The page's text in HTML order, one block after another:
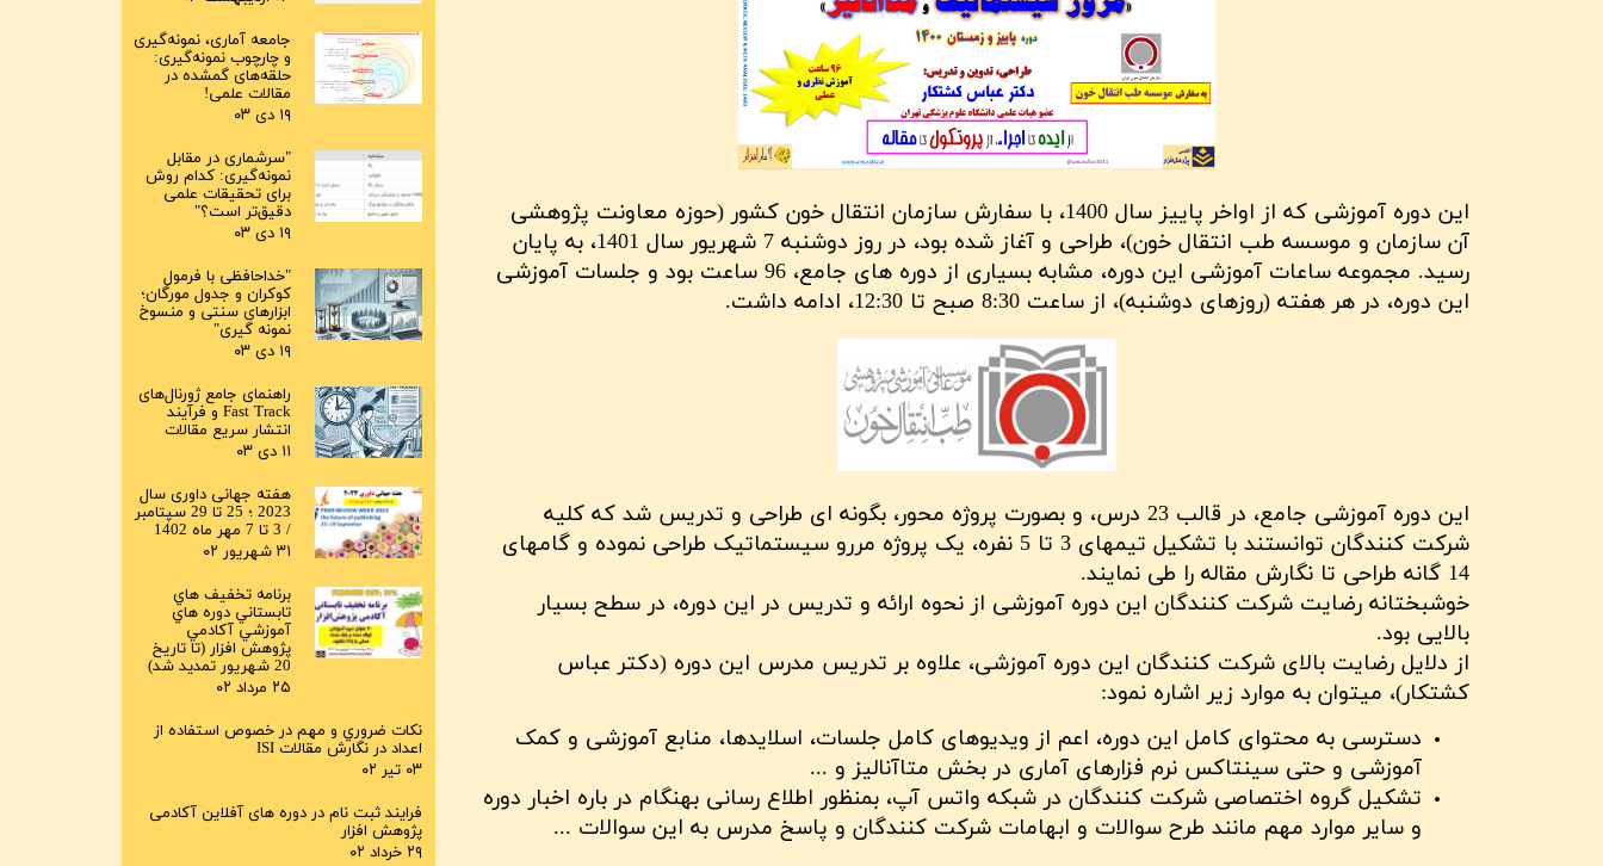
این دوره آموزشی که از اواخر پاییز سال 1400، با سفارش سازمان انتقال خون کشور (حوزه معاونت پژوهشی
آن سازمان و موسسه طب انتقال خون)، طراحی و آغاز شده بود، در روز دوشنبه 7 شهریور سال 1401، به پایان
رسید. مجموعه ساعات آموزشی این دوره، مشابه بسیاری از دوره های جامع، 96 ساعت بود و جلسات آموزشی
این دوره، در هر هفته (روزهای دوشنبه)، از ساعت 8:30 صبح تا 12:30، ادامه داشت.
این دوره آموزشی جامع، در قالب 23 درس، و بصورت پروژه محور، بگونه ای طراحی و تدریس شد که کلیه
شرکت کنندگان توانستند با تشکیل تیمهای 3 تا 5 نفره، یک پروژه مررو سیستماتیک طراحی نموده و گامهای
14 گانه طراحی تا نگارش مقاله را طی نمایند.
خوشبختانه رضایت شرکت کنندگان این دوره آموزشی از نحوه ارائه و تدریس در این دوره، در سطح بسیار
بالایی بود.
از دلایل رضایت بالای شرکت کنندگان این دوره آموزشی، علاوه بر تدریس مدرس این دوره (دکتر عباس
کشتکار)، میتوان به موارد زیر اشاره نمود:
دسترسی به محتوای کامل این دوره، اعم از ویدیوهای کامل جلسات، اسلایدها، منابع آموزشی و کمک
آموزشی و حتی سینتاکس نرم فزارهای آماری در بخش متاآنالیز و ...
تشکیل گروه اختصاصی شرکت کنندگان در شبکه واتس آپ، بمنظور اطلاع رسانی بهنگام در باره اخبار دوره
و سایر موارد مهم مانند طرح سوالات و ابهامات شرکت کنندگان و پاسخ مدرس به این سوالات ...
جامعه آماری، نمونه‌گیری
و چارچوب نمونه‌گیری:
حلقه‌های گمشده در
مقالات علمی!
۱۹ دی ۰۳
"سرشماری در مقابل
نمونه‌گیری: کدام روش
برای تحقیقات علمی
دقیق‌تر است؟"
۱۹ دی ۰۳
"خداحافظی با فرمول
کوکران و جدول مورگان؛
ابزارهای سنتی و منسوخ
نمونه گیری"
۱۹ دی ۰۳
راهنمای جامع ژورنال‌های
Fast Track و فرآیند
انتشار سریع مقالات
۱۱ دی ۰۳
هفته جهانی داوری سال
2023 ؛ 25 تا 29 سپتامبر
/ 3 تا 7 مهر ماه 1402
۳۱ شهریور ۰۲
برنامه تخفيف هاي
تابستاني دوره هاي
آموزشي آکادمي
پژوهش افزار (تا تاريخ
20 شهريور تمديد شد)
۲۵ مرداد ۰۲
نكات ضروري و مهم در خصوص استفاده از
اعداد در نگارش مقالات ISI
۰۳ تیر ۰۲
فرایند ثبت نام در دوره های آفلاین آکادمی
پژوهش افزار
۲۹ خرداد ۰۲